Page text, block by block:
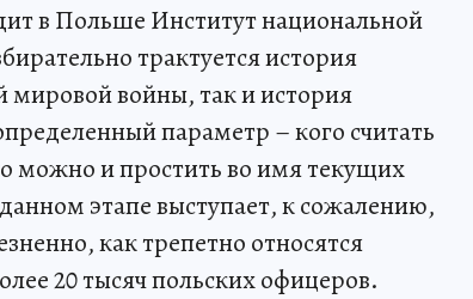
в Польше Институт национальной
трактуется история
мировой войны, так и история
параметр – кого считать
и простить во имя текущих
этапе выступает, к сожалению,
как трепетно относятся
20 тысяч польских офицеров.